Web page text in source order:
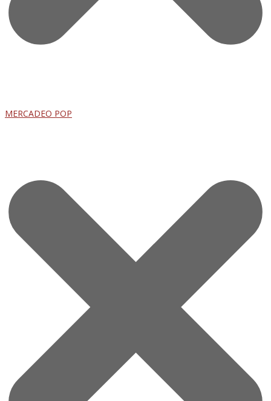
MERCADEO POP